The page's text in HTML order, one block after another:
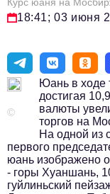
Инфраструктура
Туризм
Импортозамещение
Мероприятия
Авторские
Видео
18:41; 03 июня
©
Юань в ходе
достигая
валюты
торгов на
На одной из
первого
юань изображено
- горы Хуаншань,
гуйлиньский